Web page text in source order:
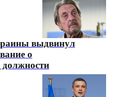
выдвинул
о
должности